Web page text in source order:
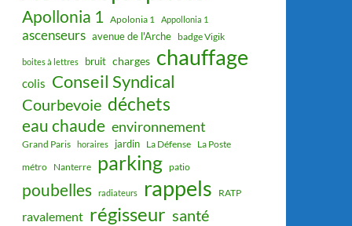
Apollonia 1 Apolonia 1 Appollonia 1
ascenseurs avenue de l'Arche badge Vigik
boites à lettres bruit charges chauffage
colis Conseil Syndical
Courbevoie déchets
eau chaude environnement
Grand Paris horaires jardin La Défense La Poste
métro Nanterre parking patio
poubelles radiateurs rappels RATP
ravalement régisseur santé